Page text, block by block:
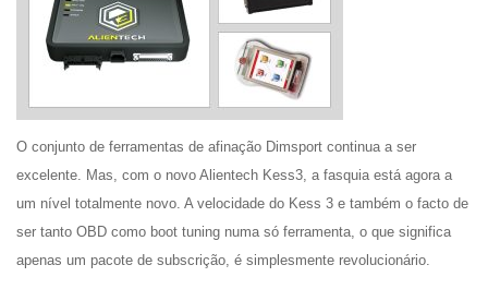
O conjunto de ferramentas de afinação Dimsport continua a ser
excelente. Mas, com o novo Alientech Kess3, a fasquia está agora a
um nível totalmente novo. A velocidade do Kess 3 e também o facto de
ser tanto OBD como boot tuning numa só ferramenta, o que significa
apenas um pacote de subscrição, é simplesmente revolucionário.